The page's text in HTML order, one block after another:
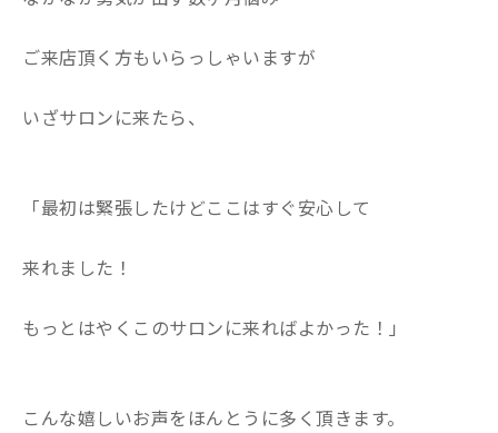
ご来店頂く方もいらっしゃいますが
いざサロンに来たら、
「最初は緊張したけどここはすぐ安心して
来れました！
もっとはやくこのサロンに来ればよかった！」
こんな嬉しいお声をほんとうに多く頂きます。